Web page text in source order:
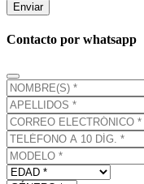
Enviar
Contacto por whatsapp